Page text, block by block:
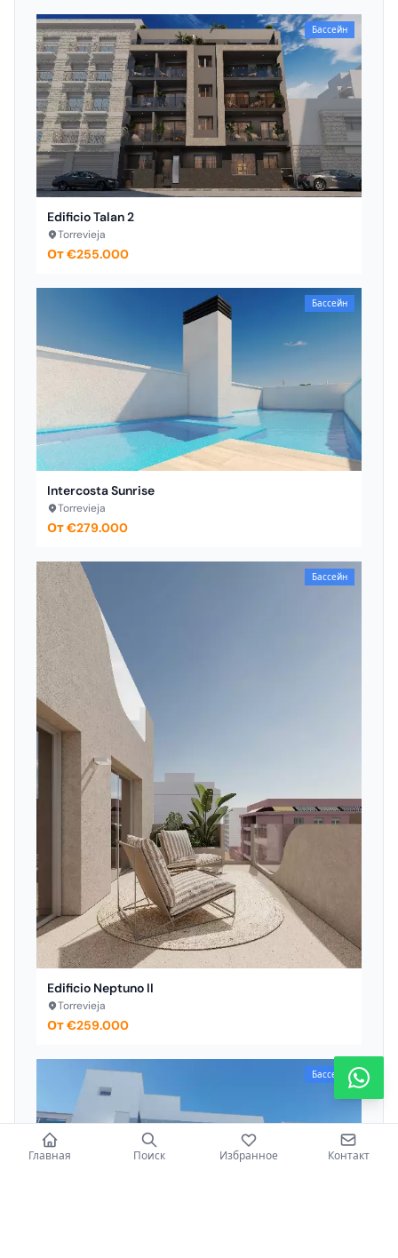
Бассейн
Edificio Talan 2
Torrevieja
От €255.000
Бассейн
Intercosta Sunrise
Torrevieja
От €279.000
Бассейн
Edificio Neptuno II
Torrevieja
От €259.000
Бассейн
Главная Поиск Избранное Контакт